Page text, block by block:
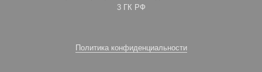
3 ГК РФ
Политика конфиденциальности